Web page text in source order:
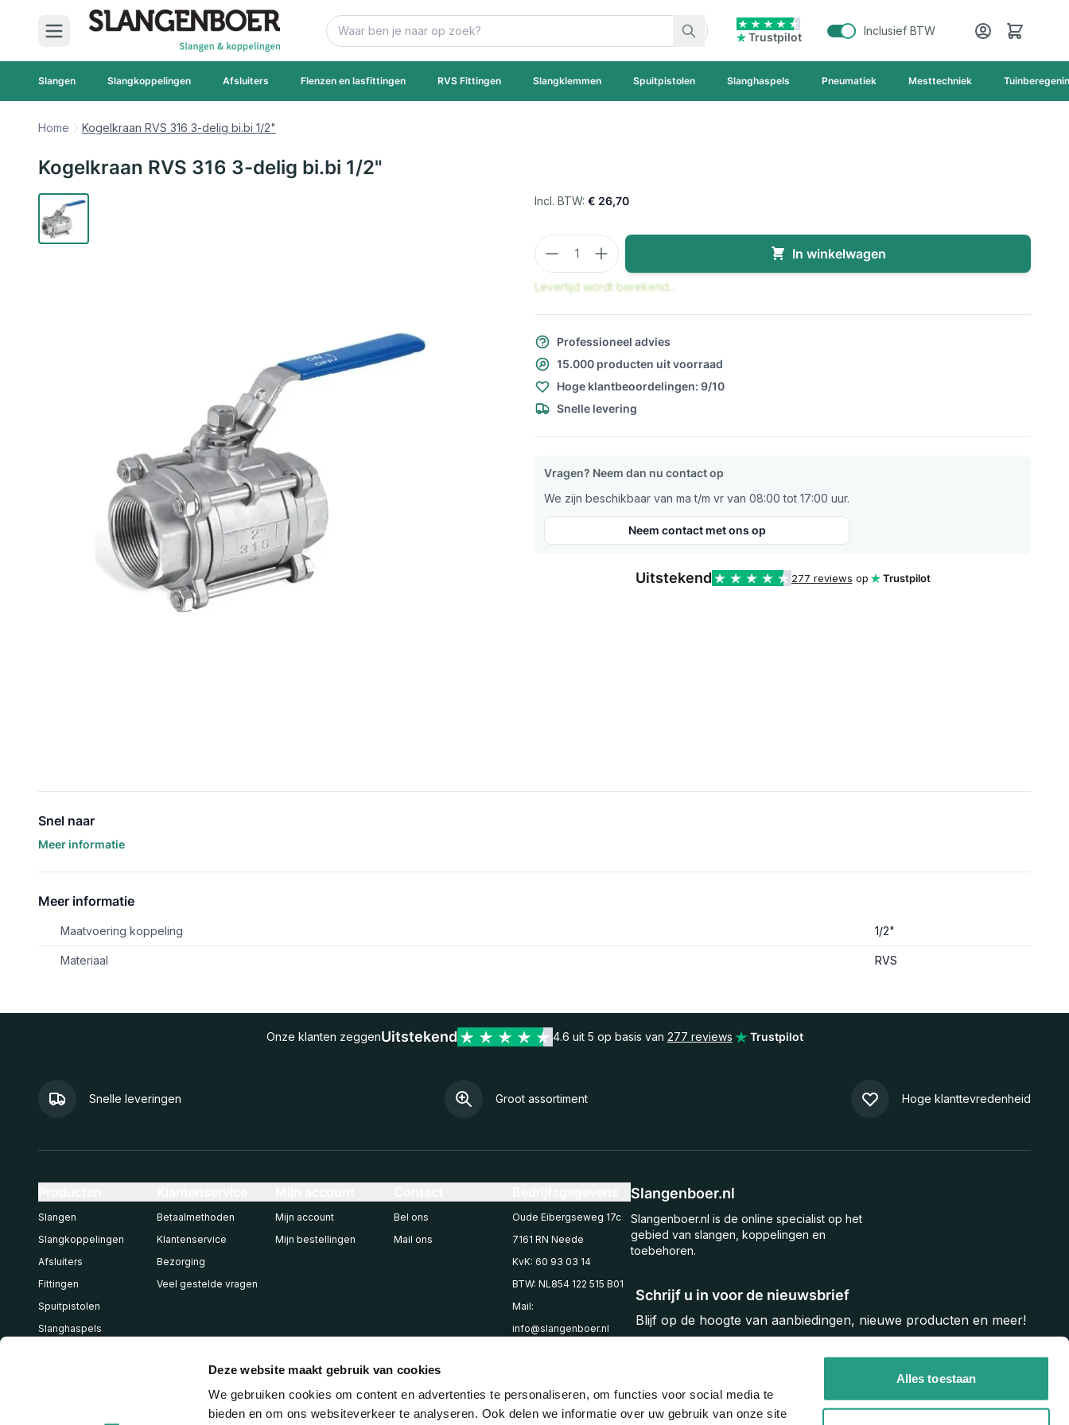
Deze website maakt gebruik van cookies
We gebruiken cookies om content en advertenties te personaliseren, om functies voor social media te
bieden en om ons websiteverkeer te analyseren. Ook delen we informatie over uw gebruik van onze site
Alles toestaan
Ga naar de inhoud
Zoek
Trustpilot
Inclusief BTW Cart
Slangen Slangkoppelingen Afsluiters Flenzen en lasfittingen RVS Fittingen Slangklemmen Spuitpistolen Slanghaspels Pneumatiek Mesttechniek
Home Kogelkraan RVS 316 3-delig bi.bi 1/2"
Kogelkraan RVS 316 3-delig bi.bi 1/2"
€ 26,70
Aantal
In winkelwagen
Levertijd wordt berekend...
Professioneel advies
15.000 producten uit voorraad
Hoge klantbeoordelingen: 9/10
Snelle levering
Vragen? Neem dan nu contact op
We zijn beschikbaar van ma t/m vr van 08:00 tot 17:00 uur.
Neem contact met ons op
Uitstekend 277 reviews op Trustpilot
Snel naar
Meer informatie
Meer informatie
Maatvoering koppeling 1/2"
Materiaal RVS
Onze klanten zeggenUitstekend 4.6 uit 5 op basis van 277 reviews Trustpilot
Snelle leveringen Groot assortiment Hoge klanttevredenheid
Schrijf u in voor de nieuwsbrief
Blijf op de hoogte van aanbiedingen, nieuwe producten en meer!
Slangenboer.nl
Slangenboer.nl is de online specialist op het
gebied van slangen, koppelingen en
toebehoren.
Slangen
Slangkoppelingen
Afsluiters
Fittingen
Spuitpistolen
Slanghaspels
Betaalmethoden
Klantenservice
Bezorging
Veel gestelde vragen
Mijn account
Mijn bestellingen
Bel ons
Mail ons
Oude Eibergseweg 17c
7161 RN Neede
KvK: 60 93 03 14
BTW: NL854 122 515 B01
Mail:
info@slangenboer.nl